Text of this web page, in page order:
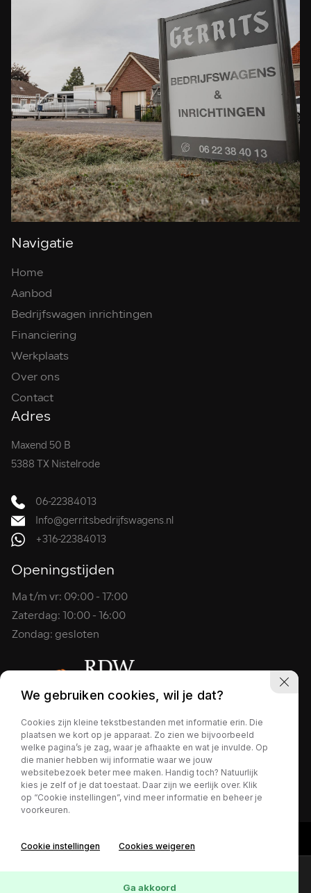
Navigatie
Home
Aanbod
Bedrijfswagen inrichtingen
Financiering
Werkplaats
Over ons
Contact
Adres
Maxend 50 B
5388 TX Nistelrode
06-22384013
Info@gerritsbedrijfswagens.nl
+316-22384013
Openingstijden
Ma t/m vr: 09:00 - 17:00
Zaterdag: 10:00 - 16:00
Zondag: gesloten
2026 - Gerrits Bedrijfswagens
Privacy policy
We gebruiken cookies, wil je dat?
Cookies zijn kleine tekstbestanden met informatie erin. Die
plaatsen we kort op je apparaat. Zo zien we bijvoorbeeld
welke pagina’s je zag, waar je afhaakte en wat je invulde. Op
die manier hebben wij informatie waar we jouw
websitebezoek beter mee maken. Handig toch? Natuurlijk
kies je zelf of je dat toestaat. Daar zijn we eerlijk over. Klik
op “Cookie instellingen”, vind meer informatie en beheer je
voorkeuren.
Cookie instellingen Cookies weigeren
Ga akkoord